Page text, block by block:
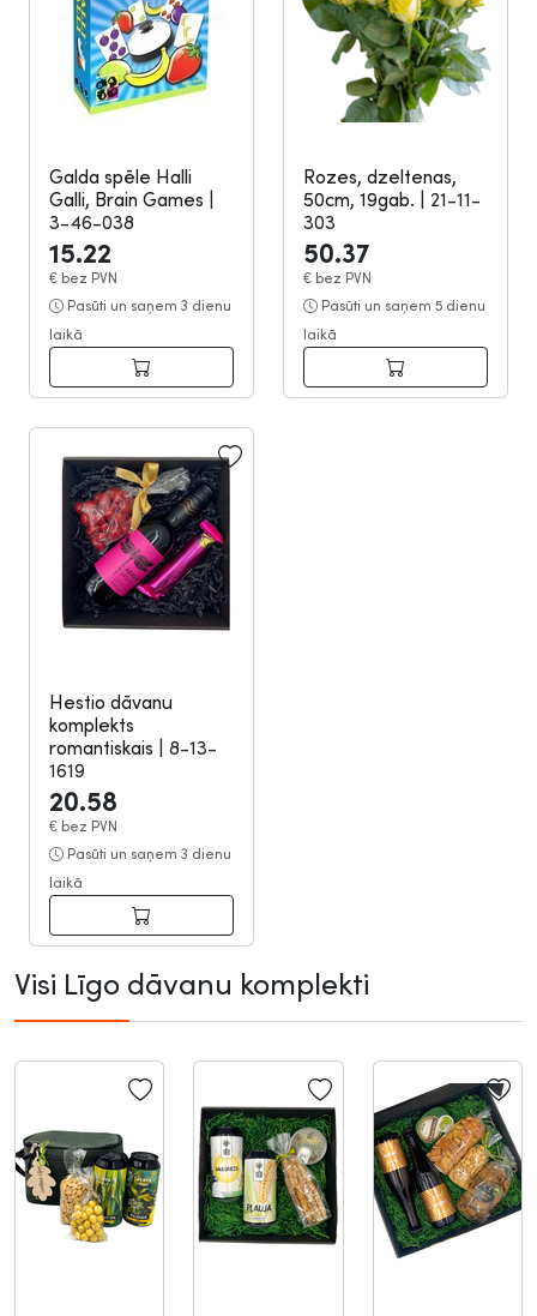
Galda spēle Halli
Galli, Brain Games
3-46-038
15.22
€ bez PVN
Pasūti un saņem 3 dienu
laikā
Rozes, dzeltenas,
50cm, 19gab.
21-11-
303
50.37
€ bez PVN
Pasūti un saņem 5 dienu
laikā
Hestio dāvanu
komplekts
romantiskais
8-13-
1619
20.58
€ bez PVN
Pasūti un saņem 3 dienu
laikā
Visi Līgo dāvanu komplekti